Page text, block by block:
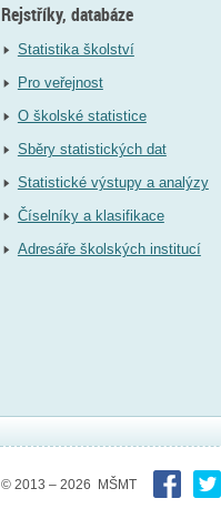
Rejstříky, databáze
Statistika školství
Pro veřejnost
O školské statistice
Sběry statistických dat
Statistické výstupy a analýzy
Číselníky a klasifikace
Adresáře školských institucí
© 2013 – 2026 MŠMT